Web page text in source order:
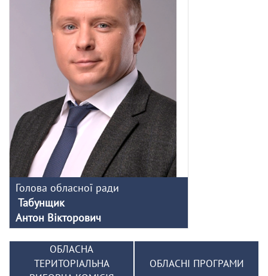
Голова обласної ради
Табунщик
Антон Вікторович
ОБЛАСНА
ТЕРИТОРІАЛЬНА
ОБЛАСНІ ПРОГРАМИ